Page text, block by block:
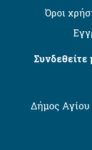
Όροι
Δήμος